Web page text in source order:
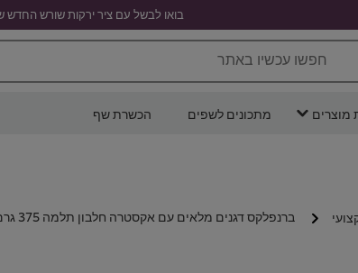
בואו לבשל עם ציר ירקות שורש החדש
חפשו עכשיו באתר
מוצרים מתכונים לשפים הכשרת שף
ברנפלקס דגנים מלאים עם אקסטרה חלבון תלמה 375 גרם